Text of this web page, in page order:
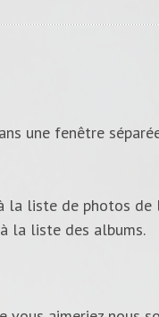
une fenêtre
la liste de photos de
la liste des albums.